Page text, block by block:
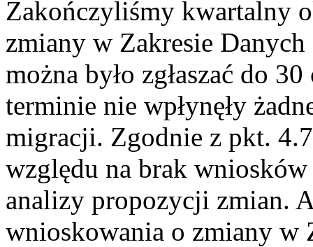
Zakończyliśmy kwartalny
zmiany w Zakresie
można było zgłaszać do
terminie nie wpłynęły
migracji. Zgodnie z pkt.
względu na brak
analizy propozycji zmian.
wnioskowania o zmiany w